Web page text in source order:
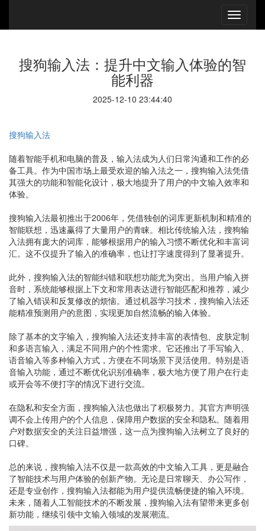
搜狗输入法：提升中文输入体验的智
能利器
2025-12-10 23:44:40
搜狗输入法
随着智能手机和电脑的普及，输入法成为人们日常沟通和工作的必
备工具。作为中国市场上最受欢迎的输入法之一，搜狗输入法凭借
其强大的功能和智能化设计，极大地提升了用户的中文输入效率和
体验。
搜狗输入法最初推出于2006年，凭借独创的词库更新机制和精准的
智能联想，迅速赢得了大量用户的青睐。相比传统输入法，搜狗输
入法拥有庞大的词库，能够根据用户的输入习惯不断优化和丰富词
汇。这不仅提升了输入的准确率，也让打字速度得到了显著提升。
此外，搜狗输入法的智能纠错和联想功能尤为突出。当用户输入拼
音时，系统能够根据上下文和常用表达进行智能匹配和推荐，减少
了输入错误和反复修改的烦恼。通过机器学习技术，搜狗输入法还
能精准预测用户的意图，实现更加自然流畅的输入体验。
除了基本的文字输入，搜狗输入法还支持丰富的表情包、皮肤定制
和多语言输入，满足不同用户的个性需求。它还推出了手写输入、
语音输入等多种输入方式，方便在不同场景下灵活使用。特别是语
音输入功能，通过不断优化识别准确率，极大地方便了用户在行走
或开会等不便打字的情况下进行交流。
在隐私和安全方面，搜狗输入法也做出了积极努力。其官方声明强
调不会上传用户的个人信息，保障用户数据的安全和隐私。随着用
户对数据安全的关注日益增强，这一点为搜狗输入法树立了良好的
口碑。
总的来说，搜狗输入法不仅是一款高效的中文输入工具，更是融合
了智能技术与用户体验的创新产物。无论是日常聊天、办公写作，
还是专业创作，搜狗输入法都能为用户提供流畅便捷的输入环境。
未来，随着人工智能技术的不断发展，搜狗输入法有望带来更多创
新功能，继续引领中文输入领域的发展潮流。